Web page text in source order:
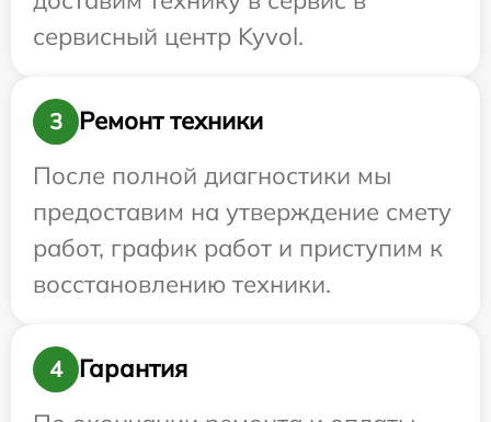
сервисный центр Kyvol.
3
Ремонт техники
После полной диагностики мы
предоставим на утверждение смету
работ, график работ и приступим к
восстановлению техники.
4
Гарантия